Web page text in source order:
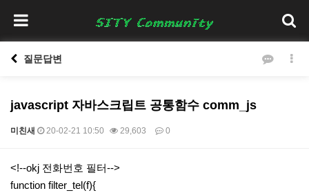
질문답변
javascript 자바스크립트 공통함수 comm_js
미친새 20-02-21 10:50 29,603 0
본문
<!--okj 전화번호 필터-->
function filter_tel(f){